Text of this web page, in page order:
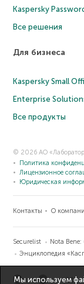
Kaspersky
Все решения
Для бизнеса
Kaspersky Small
Enterprise
Все продукты
© 2026 АО
Политика
Лицензионное
Юридическая
Контакты О
Securelist
Nota Bene:
Энциклопедия
Мы используем